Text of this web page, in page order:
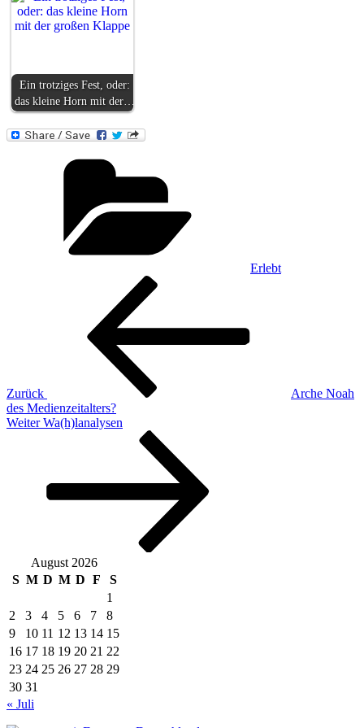
Ein trotziges Fest, oder:
das kleine Horn mit der…
Erlebt
Beitragsnavigation
Zurück
Arche Noah
des Medienzeitalters?
Nächster
Weiter Wa(h)lanalysen
August 2026
S M D M D F
S
1
2
3 4 5 6 7
8
9
10 11 12 13 14 15
16 17 18 19 20 21 22
23 24 25 26 27 28 29
30 31
« Juli